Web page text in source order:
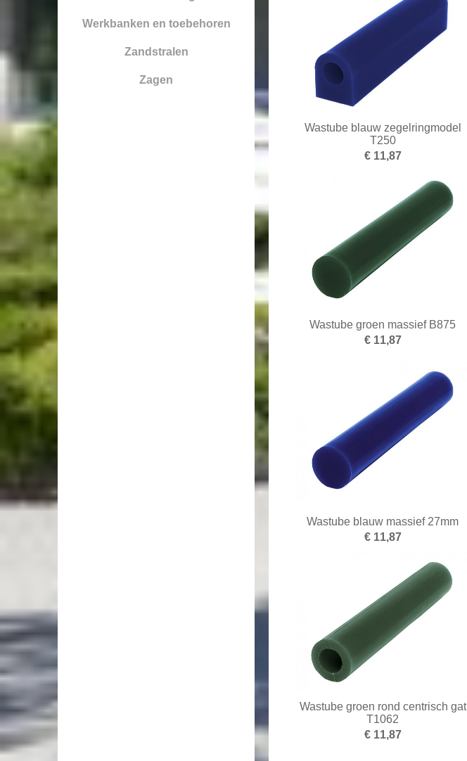
Werkbanken en toebehoren
Zandstralen
Zagen
Wastube blauw zegelringmodel
T250
€ 11,87
Wastube groen massief B875
€ 11,87
Wastube blauw massief 27mm
€ 11,87
Wastube groen rond centrisch gat
T1062
€ 11,87